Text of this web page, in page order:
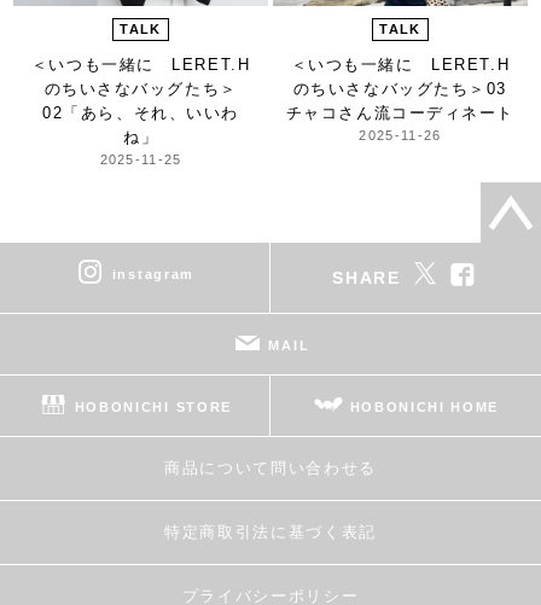
TALK
＜いつも一緒に LERET.H
のちいさなバッグたち＞
02「あら、それ、いいわ
ね」
2025-11-25
TALK
＜いつも一緒に LERET.H
のちいさなバッグたち＞ 03
チャコさん流コーディネート
2025-11-26
instagram SHARE
MAIL
HOBONICHI STORE HOBONICHI HOME
商品について問い合わせる
特定商取引法に基づく表記
プライバシーポリシー